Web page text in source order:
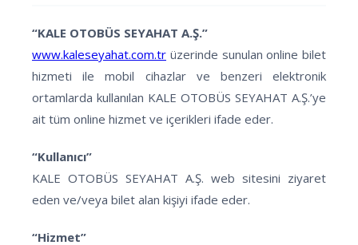
“KALE OTOBÜS SEYAHAT A.Ş.”
www.kaleseyahat.com.tr üzerinde sunulan online bilet
hizmeti ile mobil cihazlar ve benzeri elektronik
ortamlarda kullanılan KALE OTOBÜS SEYAHAT A.Ş.’ye
ait tüm online hizmet ve içerikleri ifade eder.
“Kullanıcı”
KALE OTOBÜS SEYAHAT A.Ş. web sitesini ziyaret
eden ve/veya bilet alan kişiyi ifade eder.
“Hizmet”